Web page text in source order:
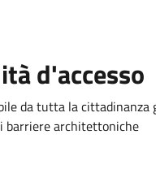
d'accesso
da tutta la cittadinanza
barriere architettoniche